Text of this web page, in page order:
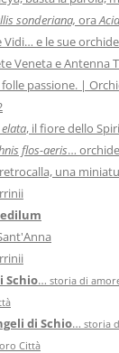
sonderiana, ora
Vidi… e le sue
Veneta e Antenna
passione. |
, il fiore dello
flos-aeris…
una
Schio… storia di
di Schio… storia
Città